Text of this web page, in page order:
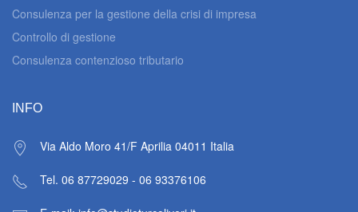
Consulenza per la gestione della crisi di impresa
Controllo di gestione
Consulenza contenzioso tributario
INFO
Via Aldo Moro 41/F Aprilia 04011 Italia
Tel. 06 87729029 - 06 93376106